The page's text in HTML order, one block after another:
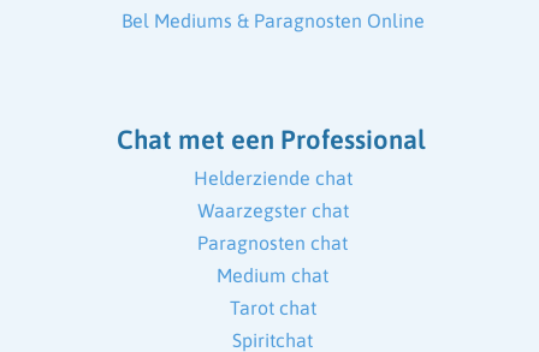
Bel Mediums & Paragnosten Online
Chat met een Professional
Helderziende chat
Waarzegster chat
Paragnosten chat
Medium chat
Tarot chat
Spiritchat